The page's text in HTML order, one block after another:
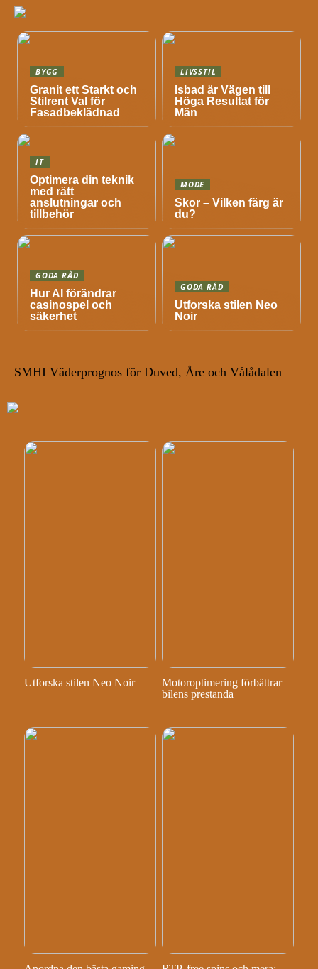
BYGG
Granit ett Starkt och
Stilrent Val för
Fasadbeklädnad
LIVSSTIL
Isbad är Vägen till
Höga Resultat för
Män
IT
Optimera din teknik
med rätt
anslutningar och
tillbehör
MODE
Skor – Vilken färg är
du?
GODA RÅD
Hur AI förändrar
casinospel och
säkerhet
GODA RÅD
Utforska stilen Neo
Noir
SMHI Väderprognos för Duved, Åre och Vålådalen
Utforska stilen Neo Noir
Motoroptimering förbättrar
bilens prestanda